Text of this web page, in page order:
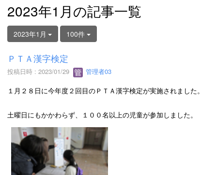
2023年1月の記事一覧
2023年1月 100件
ＰＴＡ漢字検定
投稿日時 : 2023/01/29 管理者03
１月２８日に今年度２回目のＰＴＡ漢字検定が実施されました。
土曜日にもかかわらず、１００名以上の児童が参加しました。